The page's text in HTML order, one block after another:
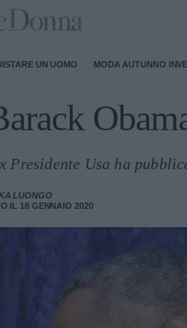
UN UOMO MODA AUTUNNO
Presidente Usa ha
LUONGO
IL 18 GENNAIO 2020